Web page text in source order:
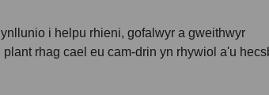
i helpu rhieni, gofalwyr a gweithwyr
rhag cael eu cam-drin yn rhywiol a'u